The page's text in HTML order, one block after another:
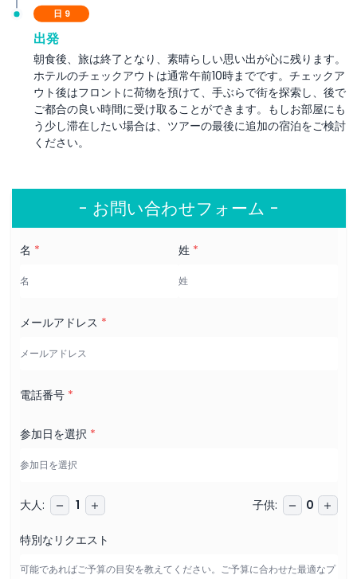
日 9
出発
朝食後、旅は終了となり、素晴らしい思い出が心に残ります。
ホテルのチェックアウトは通常午前10時までです。チェックア
ウト後はフロントに荷物を預けて、手ぶらで街を探索し、後で
ご都合の良い時間に受け取ることができます。もしお部屋にも
う少し滞在したい場合は、ツアーの最後に追加の宿泊をご検討
ください。
- お問い合わせフォーム -
名 * 姓 *
メールアドレス *
電話番号 *
参加日を選択 *
大人: 1 子供: 0
特別なリクエスト